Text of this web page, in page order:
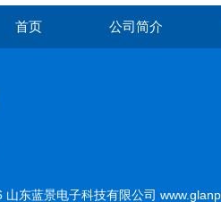
首页 公司简介
山东蓝景电子科技有限公司